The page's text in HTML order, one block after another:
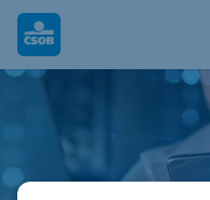
Svet okolo nás